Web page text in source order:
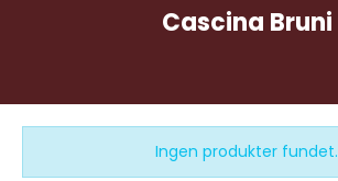
Cascina Bruni
Ingen produkter fundet.